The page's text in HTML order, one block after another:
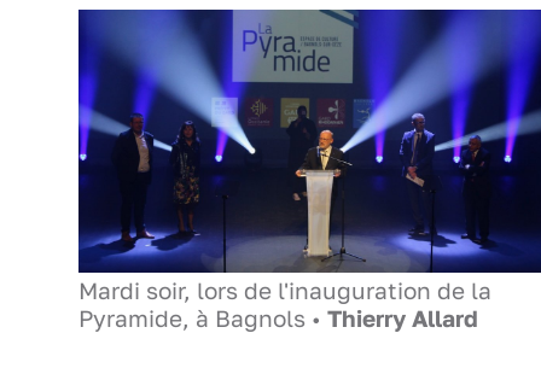
Mardi soir, lors de l'inauguration de la
Pyramide, à Bagnols • Thierry Allard